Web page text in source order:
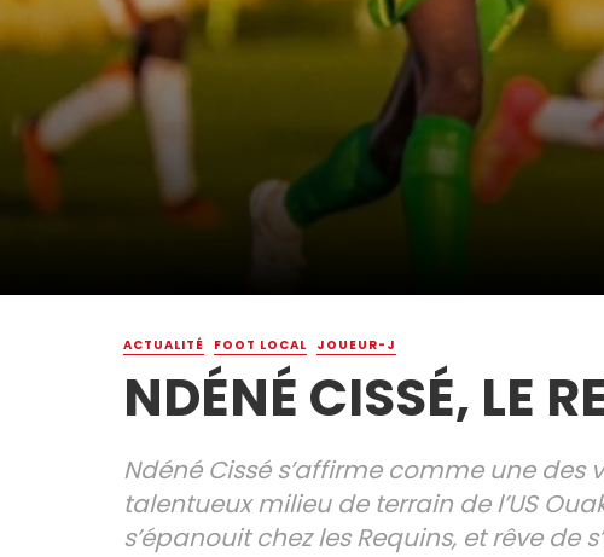
ACTUALITÉ FOOT LOCAL JOUEUR-J
NDÉNÉ CISSÉ, LE
Ndéné Cissé s’affirme comme une
talentueux milieu de terrain de l’US
s’épanouit chez les Requins, et rêve de